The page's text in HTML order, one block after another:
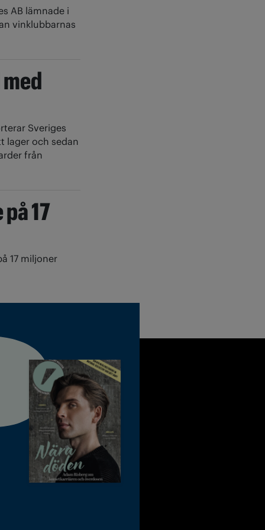
AB lämnade i
vinklubbarnas
Sveriges
lager och sedan
från
17
17 miljoner